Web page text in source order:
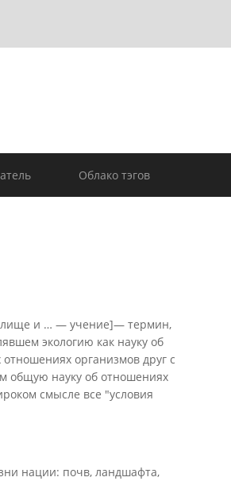
Облако тэгов
и … — учение]— термин,
экологию как науку об
организмов друг с
общую науку об отношениях
смысле все "условия
нации: почв, ландшафта,